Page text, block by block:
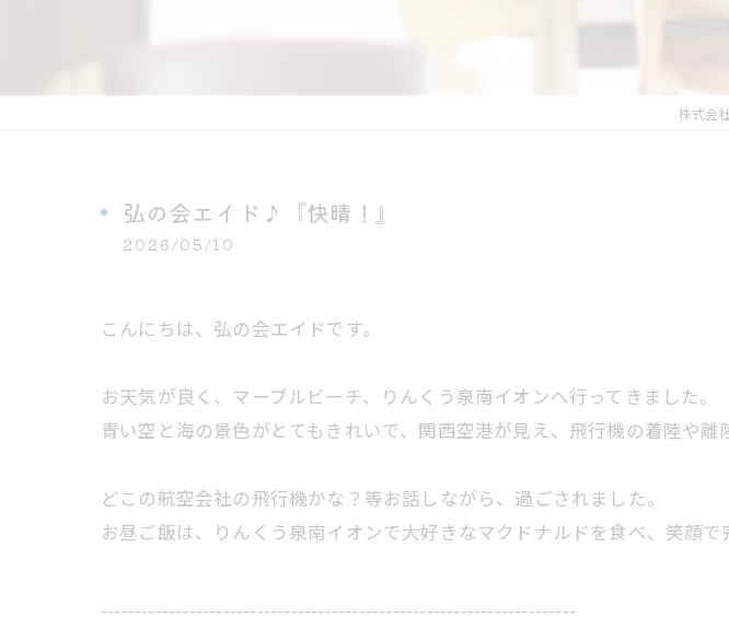
株式会
弘の会エイド♪『快晴！』
2026/05/10
こんにちは、弘の会エイドです。
お天気が良く、マーブルビーチ、りんくう泉南イオンへ行ってきました。
青い空と海の景色がとてもきれいで、関西空港が見え、飛行機の着陸や離
どこの航空会社の飛行機かな？等お話しながら、過ごされました。
お昼ご飯は、りんくう泉南イオンで大好きなマクドナルドを食べ、笑顔
----------------------------------------------------------------------